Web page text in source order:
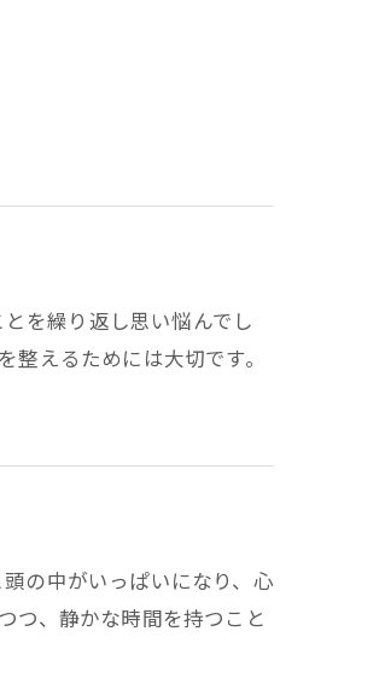
を繰り返し思い悩んでし
えるためには大切です。
の中がいっぱいになり、心
つ、静かな時間を持つこと